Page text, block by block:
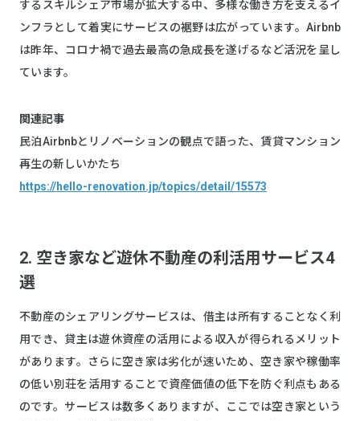
するスキルシェア市場が拡大する中、多様な働き方を支えるイ
ンフラとして着実にサービスの裾野は広がっています。Airbnb
は昨年、コロナ禍で過去最高の急成長を遂げるなど活況を呈し
ています。
関連記事
民泊Airbnbとリノベーションの観点で語った、賃貸マンション
再生の新しいかたち
https://hello-renovation.jp/topics/detail/15573
2. 空き家など遊休不動産の利活用サービス4
選
不動産のシェアリングサービスは、借主は所有することなく利
用でき、貸主は遊休資産の活用による収入が得られるメリット
があります。さらに空き家は劣化が速いため、空き家や稼働率
の低い別荘を活用することで資産価値の低下を防ぐ利点もある
のです。サービスは数多くありますが、ここでは空き家という